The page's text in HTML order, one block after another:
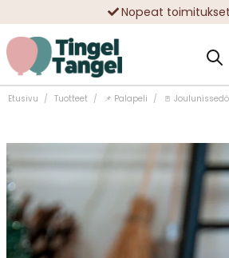
Nopeat toimitukset
Ilmainen toimitus yli 49 €
Etusivu Tuotteet 📌 Palapeli 🚪